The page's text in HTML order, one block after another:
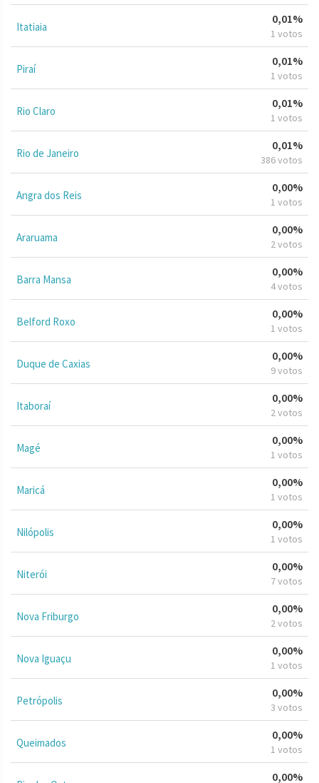
Itatiaia
0,01%
1 votos
Piraí
0,01%
1 votos
Rio Claro
0,01%
1 votos
Rio de Janeiro
0,01%
386 votos
Angra dos Reis
0,00%
1 votos
Araruama
0,00%
2 votos
Barra Mansa
0,00%
4 votos
Belford Roxo
0,00%
1 votos
Duque de Caxias
0,00%
9 votos
Itaboraí
0,00%
2 votos
Magé
0,00%
1 votos
Maricá
0,00%
1 votos
Nilópolis
0,00%
1 votos
Niterói
0,00%
7 votos
Nova Friburgo
0,00%
2 votos
Nova Iguaçu
0,00%
1 votos
Petrópolis
0,00%
3 votos
Queimados
0,00%
1 votos
0,00%